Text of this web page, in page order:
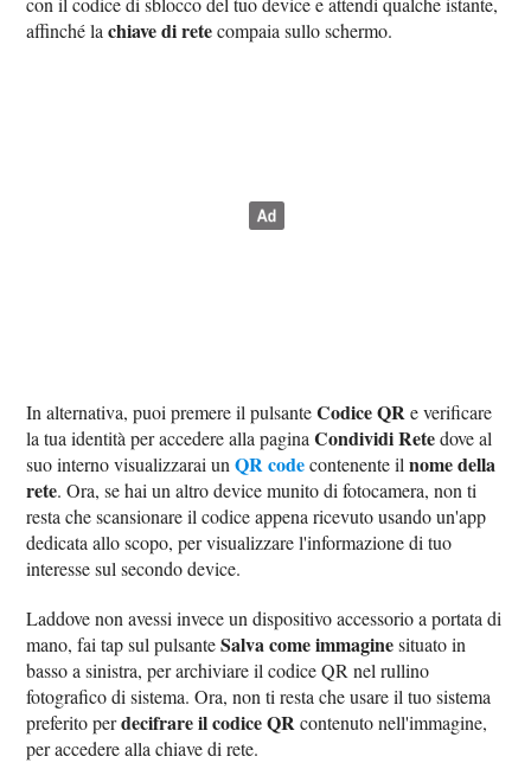
affinché lachiave di retecompaia sullo schermo.
In alternativa, puoi premere il pulsanteCodice QRe verificare
la tua identità per accedere alla paginaCondividi Retedove al
suo interno visualizzarai unQR codecontenente ilnome della
rete. Ora, se hai un altro device munito di fotocamera, non ti
resta che scansionare il codice appena ricevuto usando un'app
dedicata allo scopo, per visualizzare l'informazione di tuo
interesse sul secondo device.
Laddove non avessi invece un dispositivo accessorio a portata di
mano, fai tap sul pulsanteSalva come immaginesituato in
basso a sinistra, per archiviare il codice QR nel rullino
fotografico di sistema. Ora, non ti resta che usare il tuo sistema
preferito perdecifrare il codice QRcontenuto nell'immagine,
per accedere alla chiave di rete.